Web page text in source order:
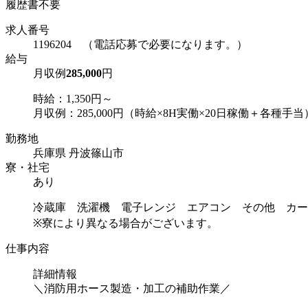
履歴書不要
求人番号
1196204 （電話応募で必要になります。）
給与
月収例285,000円
時給：1,350円～
月収例：285,000円（時給×8H実働×20日稼働＋各種手当
勤務地
兵庫県 丹波篠山市
寮・社宅
あり
冷蔵庫 洗濯機 電子レンジ エアコン その他 カー
※寮により異なる場合がございます。
仕事内容
詳細情報
＼消防用ホース製造・加工の補助作業／